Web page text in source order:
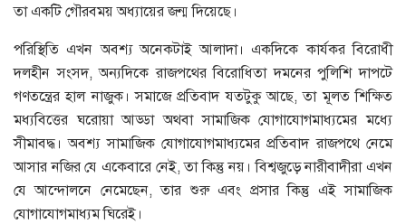
তা একটি গৌরবময় অধ্যায়ের জন্ম দিয়েছে।
পরিস্থিতি এখন অবশ্য অনেকটাই আলাদা। একদিকে কার্যকর বিরোধী
দলহীন সংসদ, অন্যদিকে রাজপথের বিরোধিতা দমনের পুলিশি দাপটে
গণতন্ত্রের হাল নাজুক। সমাজে প্রতিবাদ যতটুকু আছে, তা মূলত শিক্ষিত
মধ্যবিত্তের ঘরোয়া আড্ডা অথবা সামাজিক যোগাযোগমাধ্যমের মধ্যে
সীমাবদ্ধ। অবশ্য সামাজিক যোগাযোগমাধ্যমের প্রতিবাদ রাজপথে নেমে
আসার নজির যে একেবারে নেই, তা কিন্তু নয়। বিশ্বজুড়ে নারীবাদীরা এখন
যে আন্দোলনে নেমেছেন, তার শুরু এবং প্রসার কিন্তু এই সামাজিক
যোগাযোগমাধ্যম ঘিরেই।